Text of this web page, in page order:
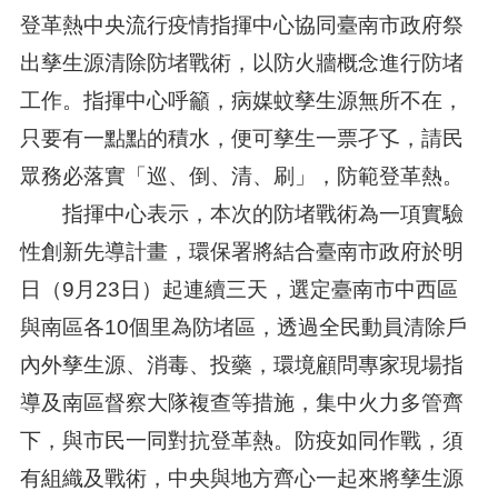
登革熱中央流行疫情指揮中心協同臺南市政府祭
出孳生源清除防堵戰術，以防火牆概念進行防堵
工作。指揮中心呼籲，病媒蚊孳生源無所不在，
只要有一點點的積水，便可孳生一票孑孓，請民
眾務必落實「巡、倒、清、刷」，防範登革熱。
指揮中心表示，本次的防堵戰術為一項實驗
性創新先導計畫，環保署將結合臺南市政府於明
日（9月23日）起連續三天，選定臺南市中西區
與南區各10個里為防堵區，透過全民動員清除戶
內外孳生源、消毒、投藥，環境顧問專家現場指
導及南區督察大隊複查等措施，集中火力多管齊
下，與市民一同對抗登革熱。防疫如同作戰，須
有組織及戰術，中央與地方齊心一起來將孳生源